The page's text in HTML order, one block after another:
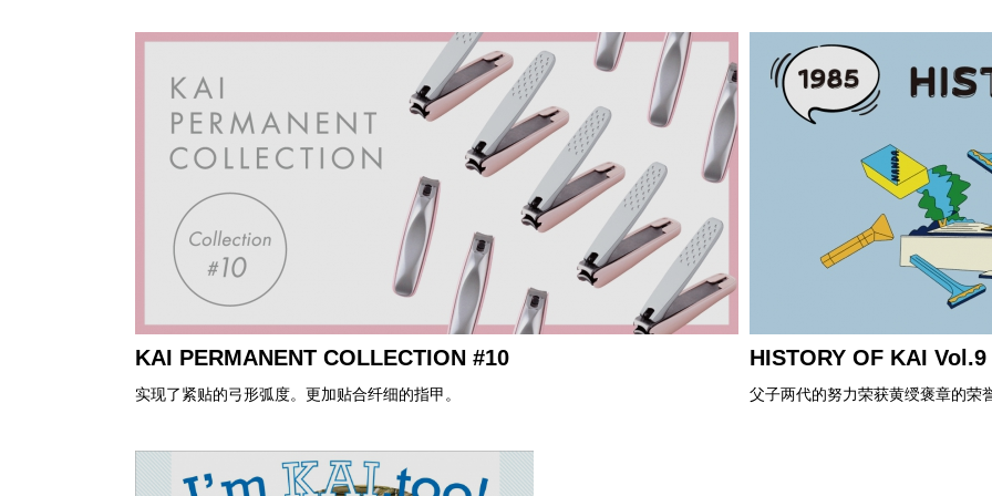
KAI PERMANENT COLLECTION #10
实现了紧贴的弓形弧度。更加贴合纤细的指甲。
HISTORY OF KAI Vol.9
父子两代的努力荣获黄绶褒章的荣